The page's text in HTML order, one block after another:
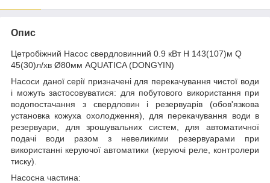
Опис
Цетробiжний Насос свердловинний 0.9 кВт H 143(107)м Q
45(30)л/хв Ø80мм AQUATICA (DONGYIN)
Насоси даної серії призначені для перекачування чистої води
і можуть застосовуватися: для побутового використання при
водопостачання з свердловин і резервуарів (обов'язкова
установка кожуха охолодження), для перекачування води в
резервуари, для зрошувальних систем, для автоматичної
подачі води разом з невеликими резервуарами при
використанні керуючої автоматики (керуючі реле, контролери
тиску).
Насосна частина: